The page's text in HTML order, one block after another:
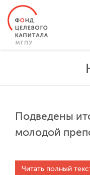
ЦЕЛЕВЫЕ КАПИТАЛЫ
НОВОСТИ
Подведены
молодой
Читать полный